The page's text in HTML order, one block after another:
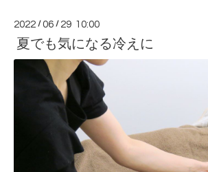
2022 /06 / 29 10:00
夏でも気になる冷えに